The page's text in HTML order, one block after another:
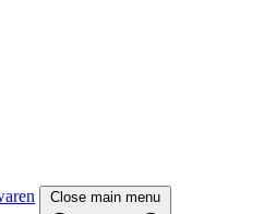
Close main menu